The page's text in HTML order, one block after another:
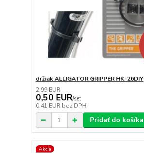
držiak ALLIGATOR GRIPPER HK-26DIY
2,99 EUR
0,50 EUR/set
0,41 EUR bez DPH
Pridať do košíka
Akcia